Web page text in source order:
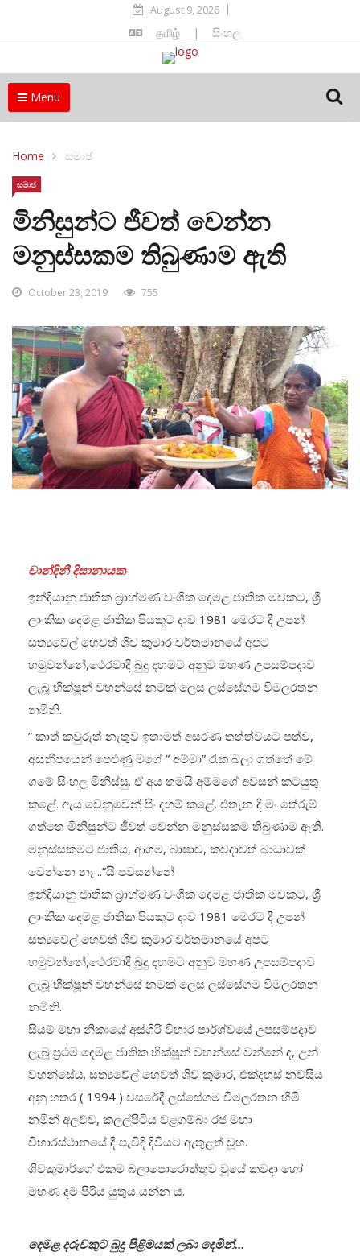
August 9, 2026
தமிழ் | සිංහල
Menu
Home සමාජ
සමාජ
මිනිසුන්ට ජීවත් වෙන්න
මනුස්සකම තිබුණාම ඇති
October 23, 2019 755
චාන්දිනී දිසානායක
ඉන්දියානු ජාතික බ්‍රාහ්මණ වංශික දෙමළ ජාතික මවකට, ශ්‍රී
ලාංකික දෙමළ ජාතික පියකුට දාව 1981 මෙරට දී උපන්
සත්‍යවේල් හෙවත් ශිව කුමාර වර්තමානයේ අපට
හමුවන්නේ,ථෙරවාදී බුදු දහමට අනුව මහණ උපසම්පදාව
ලැබූ භික්ෂූන් වහන්සේ නමක් ලෙස ලස්සේගම විමලරතන
නමිනි.
” කාත් කවුරුත් නැතුව ඉතාමත් අසරණ තත්ත්වයට පත්ව,
අසනීපයෙන් පෙළුණු මගේ ” අම්මා” රැක බලා ගත්තේ මේ
ගමේ සිංහල මිනිස්සු. ඒ අය තමයි අම්මගේ අවසන් කටයුතු
කළේ. ඇය වෙනුවෙන් පිං දහම් කළේ. එතැන දි මං තේරුම්
ගත්තෙ මිනිසුන්ට ජීවත් වෙන්න මනුස්සකම තිබුණාම ඇති.
මනුස්සකමට ජාතිය, ආගම, බාෂාව, කවදාවත් බාධාවක්
වෙන්නෙ නෑ ..”යි පවසන්නේ
ඉන්දියානු ජාතික බ්‍රාහ්මණ වංශික දෙමළ ජාතික මවකට, ශ්‍රී
ලාංකික දෙමළ ජාතික පියකුට දාව 1981 මෙරට දී උපන්
සත්‍යවේල් හෙවත් ශිව කුමාර වර්තමානයේ අපට
හමුවන්නේ,ථෙරවාදී බුදු දහමට අනුව මහණ උපසම්පදාව
ලැබූ භික්ෂූන් වහන්සේ නමක් ලෙස ලස්සේගම විමලරතන
නමිනි.
සියම් මහා නිකායේ අස්ගිරි විහාර පාර්ශ්වයේ උපසම්පදාව
ලැබූ ප්‍රථම දෙමළ ජාතික භික්ෂූන් වහන්සේ වන්නේ ද, උන්
වහන්සේය. සත්‍යවේල් හෙවත් ශිව කුමාර, එක්දහස් නවසිය
අනු හතර ( 1994 ) වසරේදී ලස්සේගම විමලරතන හිමි
නමින් අලව්ව, කලල්පිටිය වළගම්බා රජ මහා
විහාරස්ථානයේ දී පැවිදි දිවියට ඇතුළත් වූහ.
ශිවකුමාර්ගේ එකම බලාපොරොත්තුව වූයේ කවදා හෝ
මහණ දම් පිරිය යුතුය යන්න ය.
දෙමළ දරුවකුට බුදු පිළිමයක් ලබා දෙමින්…